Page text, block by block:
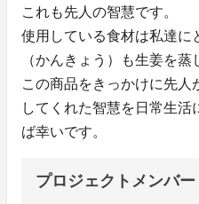
これも先人の智慧です。
使用している食材は私達に
（かんきょう）も生姜を蒸
この商品をきっかけに先人
してくれた智慧を日常生
ば幸いです。
プロジェクトメンバー